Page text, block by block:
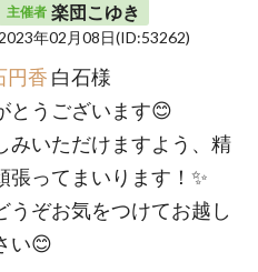
主催者 楽団こゆき
2023年02月08日(ID:53262)
円香 白石様
とうございます😊
みいただけますよう、精
張ってまいります！✨
うぞお気をつけてお越し
い😊